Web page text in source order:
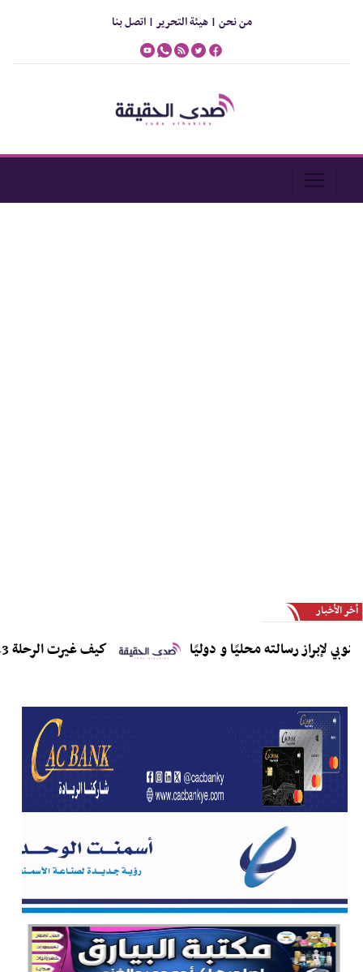
من نحن |هيئة التحرير |اتصل بنا
أخر الأخبار
رسالته محليًا و دوليًا كيف غيرت الرحلة 243 قطاع الطيران إلى الأبد